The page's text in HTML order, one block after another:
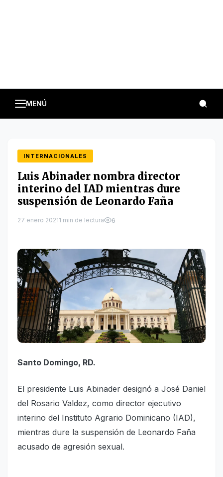
MENÚ
INTERNACIONALES
Luis Abinader nombra director
interino del IAD mientras dure
suspensión de Leonardo Faña
27 enero 20211 min de lectura 6
Santo Domingo, RD.
El presidente Luis Abinader designó a José Daniel
del Rosario Valdez, como director ejecutivo
interino del Instituto Agrario Dominicano (IAD),
mientras dure la suspensión de Leonardo Faña
acusado de agresión sexual.